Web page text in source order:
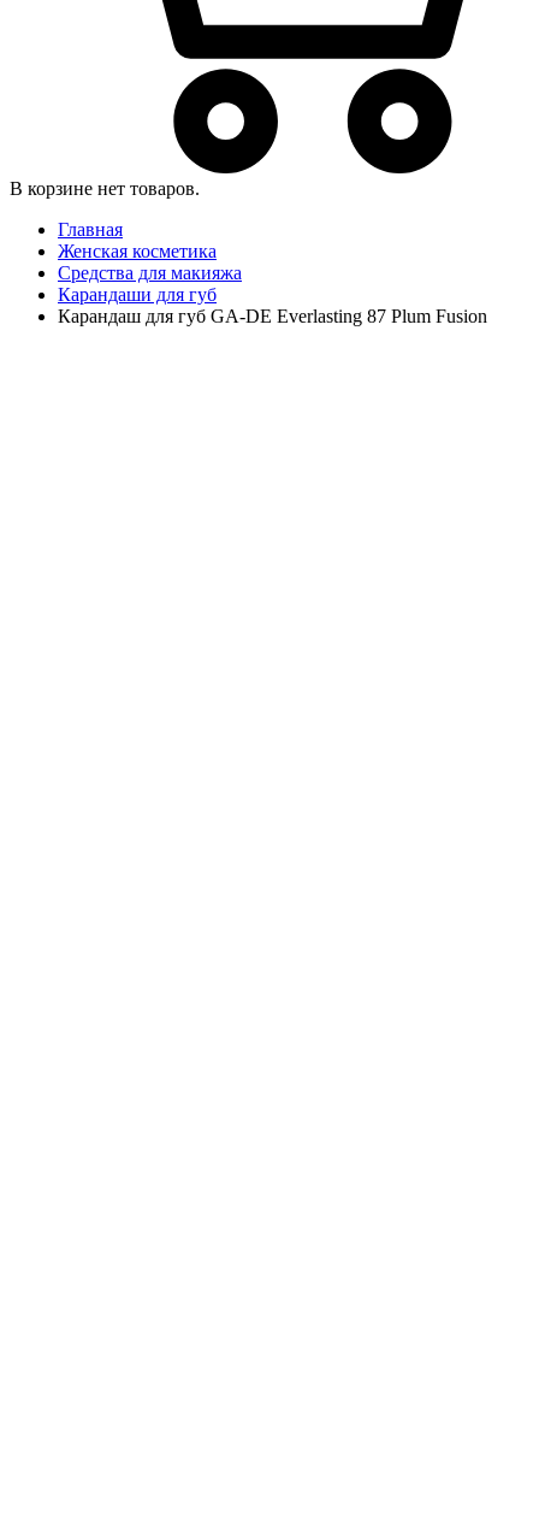
В корзине нет товаров.
Главная
Женская косметика
Средства для макияжа
Карандаши для губ
Карандаш для губ GA-DE Everlasting 87 Plum Fusion